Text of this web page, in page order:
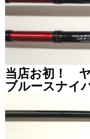
当店お初！
ブルースナイ